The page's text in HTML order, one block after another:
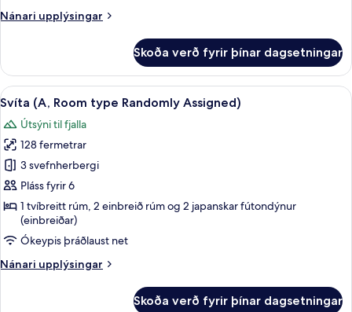
type
Nánari upplýsingar
Nánari
herbergi
2
svefnherbergi
(Room
type
Randomly
Assigned)
Skoða verð fyrir þínar dagsetningar
Skoða
allar
myndir
fyrir
Svíta
(A,
Room
type
Randomly
Assigned)
Svíta (A, Room type Randomly
5
Svíta (A, Room type Randomly Assigned)
Útsýni til fjalla
128 fermetrar
3 svefnherbergi
Pláss fyrir 6
1 tvíbreitt rúm, 2 einbreið rúm og 2 japanskar fútondýnur
(einbreiðar)
Ókeypis þráðlaust net
Nánari upplýsingar
Nánari
Skoða verð fyrir þínar dagsetningar